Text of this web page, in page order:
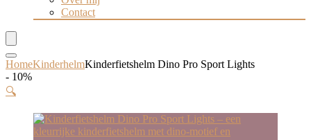
Contact
HomeKinderhelmKinderfietshelm Dino Pro Sport Lights
- 10%
🔍